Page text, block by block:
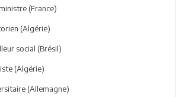
(France)
(Algérie)
social (Brésil)
(Algérie)
(Allemagne)